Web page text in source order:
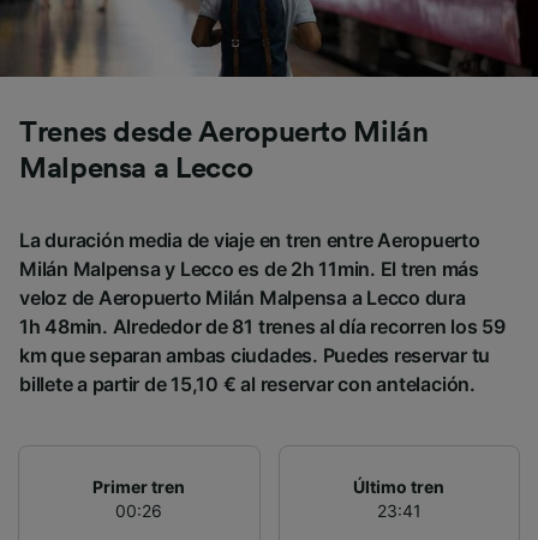
Trenes desde Aeropuerto Milán
Malpensa a Lecco
La duración media de viaje en tren entre Aeropuerto
Milán Malpensa y Lecco es de 2h 11min. El tren más
veloz de Aeropuerto Milán Malpensa a Lecco dura
1h 48min. Alrededor de 81 trenes al día recorren los 59
km que separan ambas ciudades. Puedes reservar tu
billete a partir de 15,10 € al reservar con antelación.
Primer tren
00:26
Último tren
23:41